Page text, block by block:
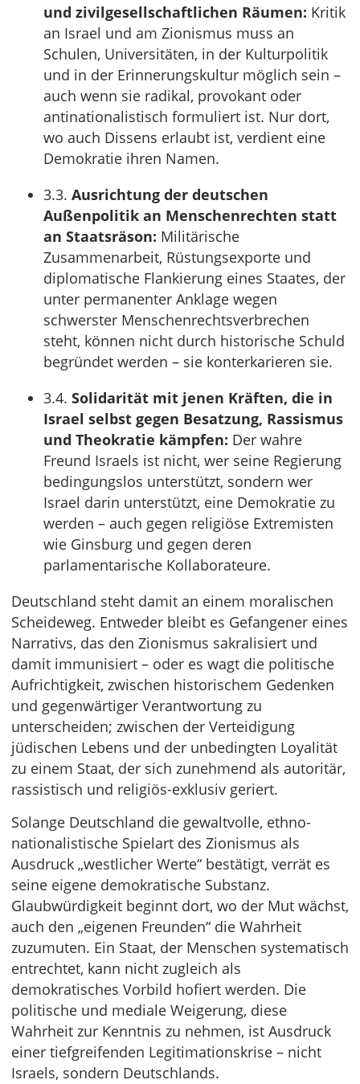
und zivilgesellschaftlichen Räumen: Kritik
an Israel und am Zionismus muss an
Schulen, Universitäten, in der Kulturpolitik
und in der Erinnerungskultur möglich sein –
auch wenn sie radikal, provokant oder
antinationalistisch formuliert ist. Nur dort,
wo auch Dissens erlaubt ist, verdient eine
Demokratie ihren Namen.
3.3. Ausrichtung der deutschen
Außenpolitik an Menschenrechten statt
an Staatsräson: Militärische
Zusammenarbeit, Rüstungsexporte und
diplomatische Flankierung eines Staates, der
unter permanenter Anklage wegen
schwerster Menschenrechtsverbrechen
steht, können nicht durch historische Schuld
begründet werden – sie konterkarieren sie.
3.4. Solidarität mit jenen Kräften, die in
Israel selbst gegen Besatzung, Rassismus
und Theokratie kämpfen: Der wahre
Freund Israels ist nicht, wer seine Regierung
bedingungslos unterstützt, sondern wer
Israel darin unterstützt, eine Demokratie zu
werden – auch gegen religiöse Extremisten
wie Ginsburg und gegen deren
parlamentarische Kollaborateure.
Deutschland steht damit an einem moralischen
Scheideweg. Entweder bleibt es Gefangener eines
Narrativs, das den Zionismus sakralisiert und
damit immunisiert – oder es wagt die politische
Aufrichtigkeit, zwischen historischem Gedenken
und gegenwärtiger Verantwortung zu
unterscheiden; zwischen der Verteidigung
jüdischen Lebens und der unbedingten Loyalität
zu einem Staat, der sich zunehmend als autoritär,
rassistisch und religiös-exklusiv geriert.
Solange Deutschland die gewaltvolle, ethno-
nationalistische Spielart des Zionismus als
Ausdruck „westlicher Werte“ bestätigt, verrät es
seine eigene demokratische Substanz.
Glaubwürdigkeit beginnt dort, wo der Mut wächst,
auch den „eigenen Freunden“ die Wahrheit
zuzumuten. Ein Staat, der Menschen systematisch
entrechtet, kann nicht zugleich als
demokratisches Vorbild hofiert werden. Die
politische und mediale Weigerung, diese
Wahrheit zur Kenntnis zu nehmen, ist Ausdruck
einer tiefgreifenden Legitimationskrise – nicht
Israels, sondern Deutschlands.